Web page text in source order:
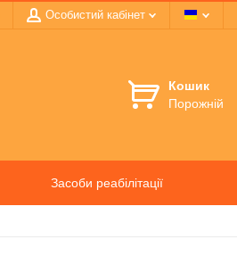
Особистий кабінет
Кошик
Порожній
Засоби реабілітації